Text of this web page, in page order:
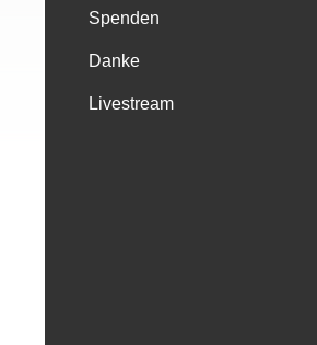
Spenden
Danke
Livestream